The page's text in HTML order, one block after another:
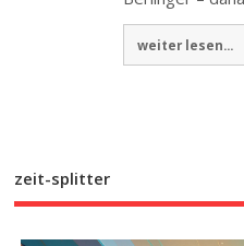
weiter lesen...
zeit-splitter